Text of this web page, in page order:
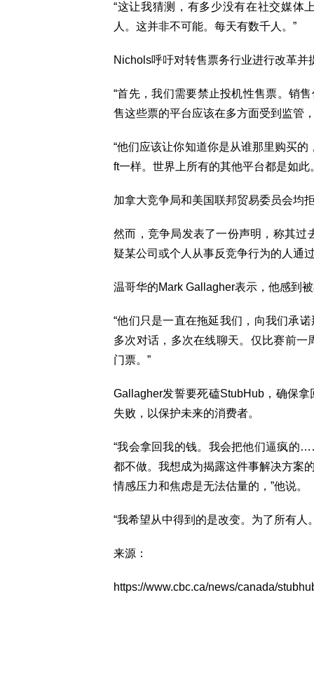
“这让我猜测，有多少没有在社交媒体
人。这并非不可能。每天有数千人。”
Nichols呼吁对转售票务行业进行改革并
“首先，我们需要禁止投机性售票。销
售这些票的平台应该在多方面受到监管
“他们应该让你知道你是从谁那里购买
ft一样。世界上所有的其他平台都是如此
加拿大竞争局和美国联邦贸易委员会均
然而，竞争局发表了一份声明，称其过
疑某公司或个人从事反竞争行为的人通
温哥华的Mark Gallagher表示，他感到
“他们只是一直在拖延我们，向我们承
多次对话，多次在线聊天。仅比赛前
门票。”
Gallagher发誓要死磕StubHub，确保
失败，以保护未来的消费者。
“我会拿回我的钱。我会把他们逼疯
都不做。我想成为揭露这件事解决方案
情感压力和焦虑是无法估量的，”他说。
“我希望从中得到的是改变。为了所有人
来源：
https://www.cbc.ca/news/canada/